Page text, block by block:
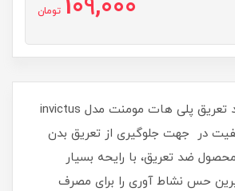
تومان
مام رول مردانه ضد تعریق پلی هات مومنت مدل invictus
در جهت جلوگیری از تعریق بدن
ضد تعریق، با رایحه بسیار
حس نشاط آوری را برای مصرف